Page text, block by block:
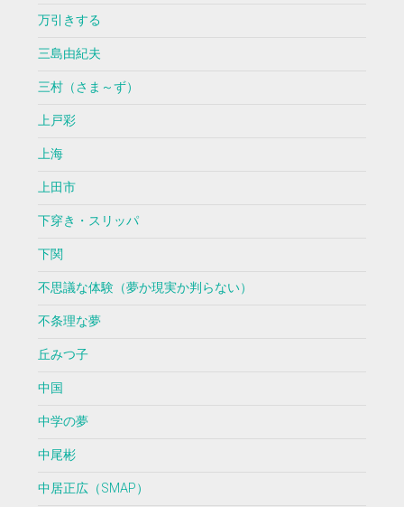
万引きする
三島由紀夫
三村（さま～ず）
上戸彩
上海
上田市
下穿き・スリッパ
下関
不思議な体験（夢か現実か判らない）
不条理な夢
丘みつ子
中国
中学の夢
中尾彬
中居正広（SMAP）